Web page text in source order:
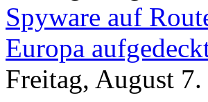
Spyware auf
Europa
Freitag, August